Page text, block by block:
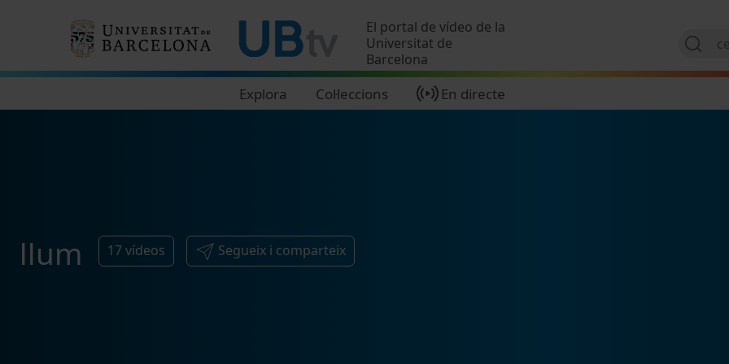
El portal de vídeo de la
Universitat de
Barcelona
Explora Col·leccions En directe
llum 17vídeos Segueix i comparteix